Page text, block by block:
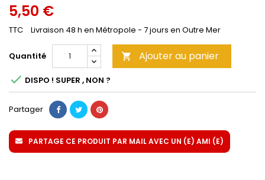
5,50 €
TTC Livraison 48 h en Métropole - 7 jours en Outre Mer
Quantité  Ajouter au panier
 DISPO ! SUPER , NON ?
Partager
PARTAGE CE PRODUIT PAR MAIL AVEC UN (E) AMI (E)